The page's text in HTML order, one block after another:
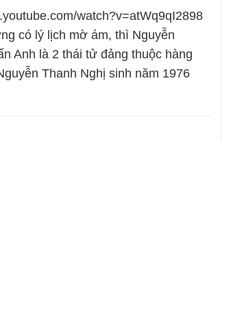
watch?v=atWq9qI2898
có lý lịch mờ ám, thì Nguyễn
Anh là 2 thái tử đảng thuộc hàng
Thanh Nghị sinh năm 1976